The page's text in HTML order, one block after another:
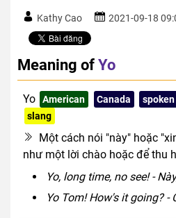
Kathy Cao 2021-09-18
Meaning ofYo
Yo American Canada
slang
Một cách nói "này" hoặc
như một lời chào hoặc để thu
Yo, long time, no see! -
Yo Tom! How's it going? -